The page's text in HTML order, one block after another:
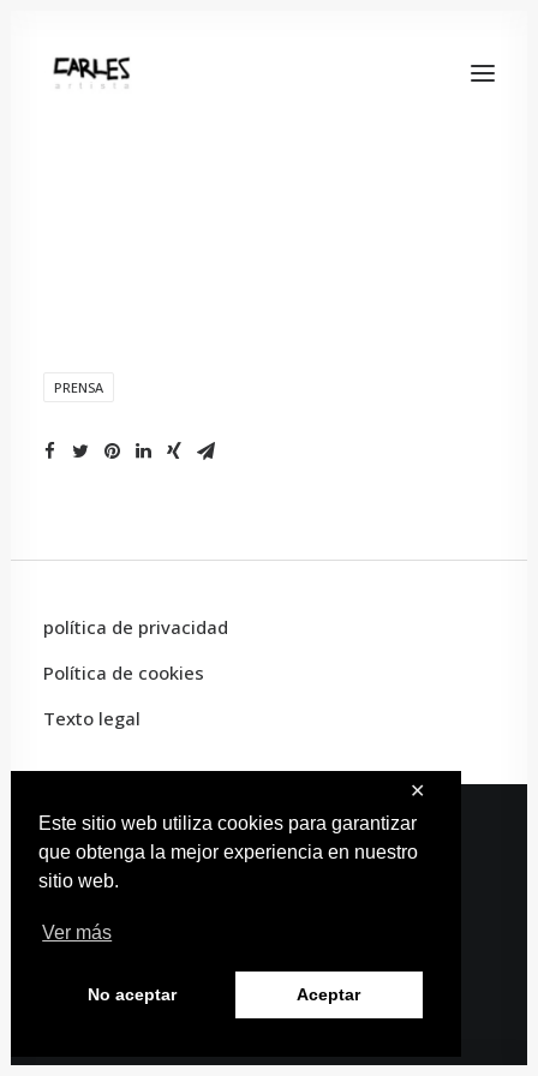
Este sitio web utiliza cookies para garantizar
que obtenga la mejor experiencia en nuestro
sitio web.
Ver más
No aceptar Aceptar
✕
PRENSA
política de privacidad
Política de cookies
Texto legal
© 2022 Carles Artist · Todos los derechos reservados